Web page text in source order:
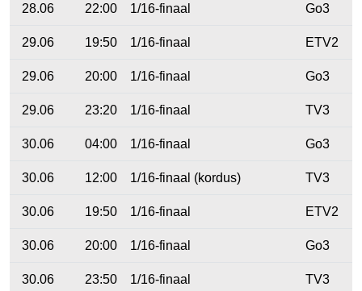
28.06 22:00 1/16-finaal Go3
29.06 19:50 1/16-finaal ETV2
29.06 20:00 1/16-finaal Go3
29.06 23:20 1/16-finaal TV3
30.06 04:00 1/16-finaal Go3
30.06 12:00 1/16-finaal (kordus) TV3
30.06 19:50 1/16-finaal ETV2
30.06 20:00 1/16-finaal Go3
30.06 23:50 1/16-finaal TV3